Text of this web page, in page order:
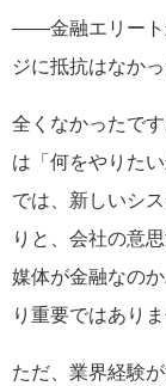
――金融エリート
ジに抵抗はなか
全くなかったで
は「何をやりた
では、新しいシ
りと、会社の意
媒体が金融なの
り重要ではありま
ただ、業界経験